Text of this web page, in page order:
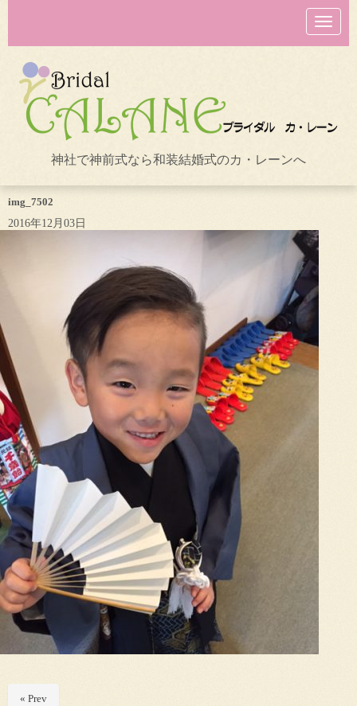
N
a
v
o
n
神社で神前式なら和装結婚式のカ・レーンへ
img_7502
2016年12月03日
« Prev